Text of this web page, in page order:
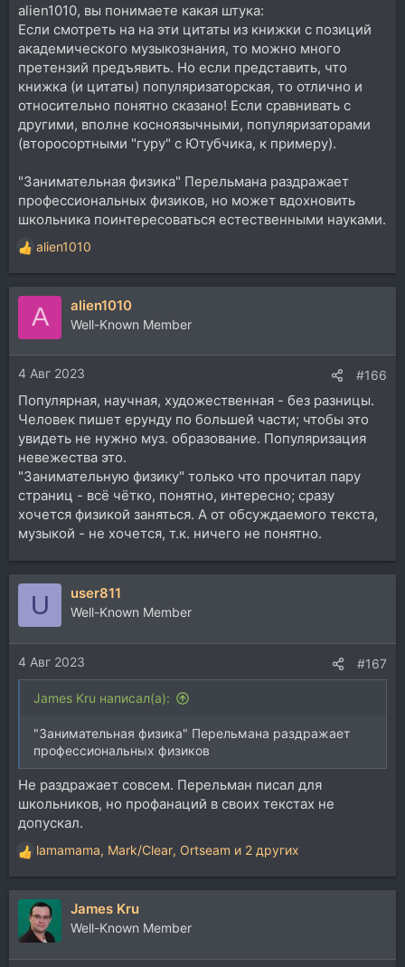
В современном? Значит в не современном
понимании, т.е. раньше, люди понимали под
гармонией, что-то другое? И когда началось
"современное"?
"...Но в подборе примеров и образцов мы
стремились по возможности опираться на тот живой
комплекс ладогармонических средств, которые
являются характерными и бытующими в
большинства национальностей на протяжении
последних двух столетий.
Этот комплекс гармонических средств и приемов с
общих закономерностей в гармонии, гармоническом
реалистической музыке целого ряда национальных
школ. Тем самым можно утверждать, что эти общие
закономерности гармонии приобрели уже
интернациональное значение и их изучение и
понимание является безусловно обязательным для
каждого образованного и культурного музыканта. " -
А с физической? С политической? С тактической?)
Ну ладно, запомнили: мелодия - родовое понятие по
отношению к гармонии... ок
Стоп... гармония руководит мелодией... т.е. является
родовым понятием по отношению к мелодии...
только, что же сказал, что наоборот...
А вот, наконец и определение гармонии вывел...
кхм... Чего абстрактного? Чего организованного?
Кого интеллектуального?
А где ответы на вопросы, которые поставил вначале?
А нигде... Забыл по-ходу, что говорил... Кручу-верчу
запутать хочу... напёрсточник.
Теперь открываем нормальную книгу и...
неожиданно, никаких абстракций и лишних слов, всё
"Гармония - объединение звуков в созвучия и
связанная последовательность таких созвучий.
Гармонией часто называют так же какую-нибудь
группу созвучий или даже отдельное созвучие.
Термином гармония для краткости обозначают
учение о строении и последовательности созвучий
alien1010, вы понимаете какая штука:
Если смотреть на на эти цитаты из книжки с позиций
академического музыкознания, то можно много
претензий предъявить. Но если представить, что
книжка (и цитаты) популяризаторская, то отлично и
относительно понятно сказано! Если сравнивать с
другими, вполне косноязычными, популяризаторами
(второсортными "гуру" с Ютубчика, к примеру).
"Занимательная физика" Перельмана раздражает
профессиональных физиков, но может вдохновить
школьника поинтересоваться естественными науками.
Р
е
а
и
и
:
alien1010
A alien1010
Well-Known Member
4 Авг 2023 #166
Популярная, научная, художественная - без разницы.
Человек пишет ерунду по большей части; чтобы это
увидеть не нужно муз. образование. Популяризация
невежества это.
"Занимательную физику" только что прочитал пару
страниц - всё чётко, понятно, интересно; сразу
хочется физикой заняться. А от обсуждаемого текста,
музыкой - не хочется, т.к. ничего не понятно.
U user811
Well-Known Member
4 Авг 2023 #167
James Kru написал(а):
"Занимательная физика" Перельмана раздражает
профессиональных физиков
Не раздражает совсем. Перельман писал для
школьников, но профанаций в своих текстах не
допускал.
Р
е
а
и
и
lamamama, Mark/Clear, Ortseam и 2 других
James Kru
Well-Known Member